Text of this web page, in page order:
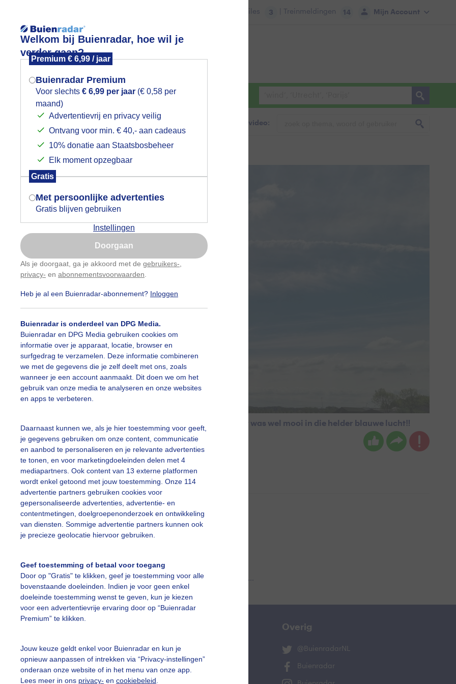
Welkom bij Buienradar, hoe wil je
verder gaan?
Premium € 6,99 / jaar
Buienradar Premium
Voor slechts € 6,99 per jaar (€ 0,58 per
maand)
Advertentievrij en privacy veilig
Ontvang voor min. € 40,- aan cadeaus
10% donatie aan Staatsbosbeheer
Elk moment opzegbaar
Gratis
Met persoonlijke advertenties
Gratis blijven gebruiken
Instellingen
Doorgaan
Als je doorgaat, ga je akkoord met de gebruikers-
privacy- en abonnementsvoorwaarden
Heb je al een Buienradar-abonnement? Inloggen
Buienradar is onderdeel van DPG Media.
Buienradar en DPG Media gebruiken cookies om
informatie over je apparaat, locatie, browser en
surfgedrag te verzamelen. Deze informatie combineren
we met de gegevens die je zelf deelt met ons, zoals
wanneer je een account aanmaakt. Dit doen we om het
gebruik van onze media te analyseren en onze websites
en apps te verbeteren.
Daarnaast kunnen we, als je hier toestemming voor geeft,
je gegevens gebruiken om onze content, communicatie
en aanbod te personaliseren en je relevante advertenties
te tonen, en voor marketingdoeleinden delen met 4
mediapartners. Ook content van 13 externe platformen
wordt enkel getoond met jouw toestemming. Onze 114
advertentie partners gebruiken cookies voor
gepersonaliseerde advertenties, advertentie- en
contentmetingen, doelgroepenonderzoek en ontwikkeling
van diensten. Sommige advertentie partners kunnen ook
je precieze geolocatie hiervoor gebruiken.
Geef toestemming of betaal voor toegang
Door op "Gratis" te klikken, geef je toestemming voor alle
bovenstaande doeleinden. Indien je voor geen enkel
doeleinde toestemming wenst te geven, kun je kiezen
voor een advertentievrije ervaring door op “Buienradar
Premium” te klikken.
Jouw keuze geldt enkel voor Buienradar en kun je
opnieuw aanpassen of intrekken via “Privacy-instellingen”
onderaan onze website of in het menu van onze app.
Lees meer in ons privacy- en cookiebeleid
Mijn Account
Files 3 | Treinmeldingen 14
Foto en video Weerzine
Zoeken in foto & video:
zal wel een sirrus achtig iets zijn, maar hoe heet zo'n 'wolk'. Het was wel mooi in die helder blauwe lucht‼️
Monique Bormans Gemaakt: 05-05-2026, 33x bekeken
Apart Wolken
slideshow
Een moment geduld aub...
vragen
De Bilt
Overig
@BuienradarNL
Buienradar
Mogen we je locatie gebruiken voor
het weer?
Indien je hier nog geen akkoord op hebt
gegeven, verschijnt er zo een pop-up uit
je browser waarin deze toestemming
gevraagd wordt.
Is goed, toon de popup
Nu niet, misschien later
Gebruik je Safari en wil je niet elke dag deze pop-up
Klikhierom dit aan te passen